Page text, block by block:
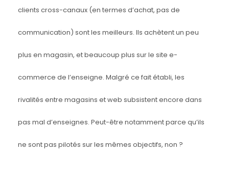
clients cross-canaux (en termes d’achat, pas de
communication) sont les meilleurs. Ils achètent un peu
plus en magasin, et beaucoup plus sur le site e-
commerce de l’enseigne. Malgré ce fait établi, les
rivalités entre magasins et web subsistent encore dans
pas mal d’enseignes. Peut-être notamment parce qu’ils
ne sont pas pilotés sur les mêmes objectifs, non ?